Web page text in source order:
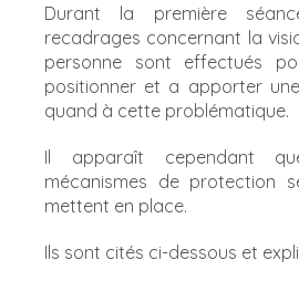
Durant la première
recadrages concernant la
personne sont effectués
positionner et a apporter
quand à cette problématique.
Il apparaît cependant
mécanismes de protection
mettent en place.
Ils sont cités ci-dessous et